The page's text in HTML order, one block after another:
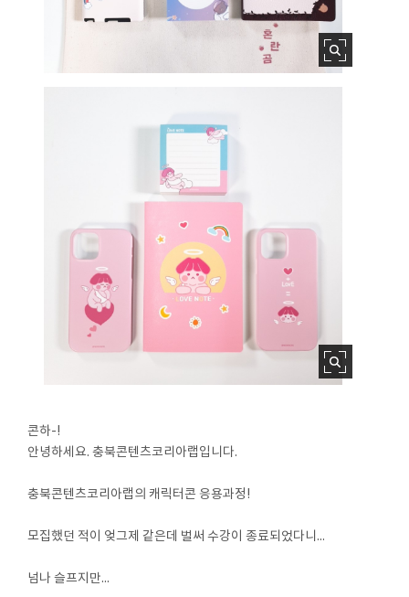
콘하-!
안녕하세요. 충북콘텐츠코리아랩입니다.
충북콘텐츠코리아랩의 캐릭터콘 응용과정!
모집했던 적이 엊그제 같은데 벌써 수강이 종료되었다니...
넘나 슬프지만...